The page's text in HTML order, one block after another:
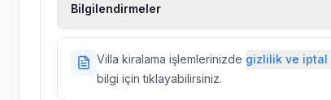
Bilgilendirmeler
ilaçlama yapılmaktadır. Buna rağmen
vs. bulunma ihtimali vardır.
Villa kiralama işlemlerinizde gizlilik ve iptal
bilgi için tıklayabilirsiniz.